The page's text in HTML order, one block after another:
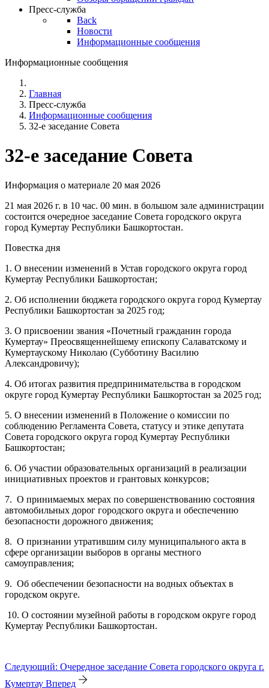
Пресс-служба
Back
Новости
Информационные сообщения
Информационные сообщения
Главная
Пресс-служба
Информационные сообщения
32-е заседание Совета
32-е заседание Совета
Информация о материале 20 мая 2026
21 мая 2026 г. в 10 час. 00 мин. в большом зале администрации
состоится очередное заседание Совета городского округа
город Кумертау Республики Башкортостан.
Повестка дня
1. О внесении изменений в Устав городского округа город
Кумертау Республики Башкортостан;
2. Об исполнении бюджета городского округа город Кумертау
Республики Башкортостан за 2025 год;
3. О присвоении звания «Почетный гражданин города
Кумертау» Преосвященнейшему епископу Салаватскому и
Кумертаускому Николаю (Субботину Василию
Александровичу);
4. Об итогах развития предпринимательства в городском
округе город Кумертау Республики Башкортостан за 2025 год;
5. О внесении изменений в Положение о комиссии по
соблюдению Регламента Совета, статусу и этике депутата
Совета городского округа город Кумертау Республики
Башкортостан;
6. Об участии образовательных организаций в реализации
инициативных проектов и грантовых конкурсов;
7. О принимаемых мерах по совершенствованию состояния
автомобильных дорог городского округа и обеспечению
безопасности дорожного движения;
8. О признании утратившим силу муниципального акта в
сфере организации выборов в органы местного
самоуправления;
9. Об обеспечении безопасности на водных объектах в
городском округе.
10. О состоянии музейной работы в городском округе город
Кумертау Республики Башкортостан.
Следующий: Очередное заседание Совета городского округа г.
Кумертау Вперед